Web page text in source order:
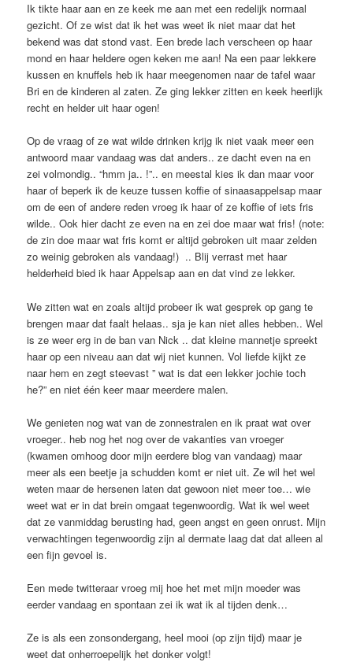
Ik tikte haar aan en ze keek me aan met een redelijk normaal
gezicht. Of ze wist dat ik het was weet ik niet maar dat het
bekend was dat stond vast. Een brede lach verscheen op haar
mond en haar heldere ogen keken me aan! Na een paar lekkere
kussen en knuffels heb ik haar meegenomen naar de tafel waar
Bri en de kinderen al zaten. Ze ging lekker zitten en keek heerlijk
recht en helder uit haar ogen!
Op de vraag of ze wat wilde drinken krijg ik niet vaak meer een
antwoord maar vandaag was dat anders.. ze dacht even na en
zei volmondig.. “hmm ja.. !”.. en meestal kies ik dan maar voor
haar of beperk ik de keuze tussen koffie of sinaasappelsap maar
om de een of andere reden vroeg ik haar of ze koffie of iets fris
wilde.. Ook hier dacht ze even na en zei doe maar wat fris! (note:
de zin doe maar wat fris komt er altijd gebroken uit maar zelden
zo weinig gebroken als vandaag!) .. Blij verrast met haar
helderheid bied ik haar Appelsap aan en dat vind ze lekker.
We zitten wat en zoals altijd probeer ik wat gesprek op gang te
brengen maar dat faalt helaas.. sja je kan niet alles hebben.. Wel
is ze weer erg in de ban van Nick .. dat kleine mannetje spreekt
haar op een niveau aan dat wij niet kunnen. Vol liefde kijkt ze
naar hem en zegt steevast ” wat is dat een lekker jochie toch
he?” en niet één keer maar meerdere malen.
We genieten nog wat van de zonnestralen en ik praat wat over
vroeger.. heb nog het nog over de vakanties van vroeger
(kwamen omhoog door mijn eerdere blog van vandaag) maar
meer als een beetje ja schudden komt er niet uit. Ze wil het wel
weten maar de hersenen laten dat gewoon niet meer toe… wie
weet wat er in dat brein omgaat tegenwoordig. Wat ik wel weet
dat ze vanmiddag berusting had, geen angst en geen onrust. Mijn
verwachtingen tegenwoordig zijn al dermate laag dat dat alleen al
een fijn gevoel is.
Een mede twitteraar vroeg mij hoe het met mijn moeder was
eerder vandaag en spontaan zei ik wat ik al tijden denk…
Ze is als een zonsondergang, heel mooi (op zijn tijd) maar je
weet dat onherroepelijk het donker volgt!